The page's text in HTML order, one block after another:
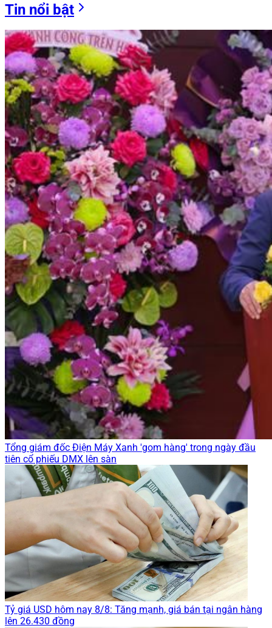
Tin nổi bật
Tổng giám đốc Điện Máy Xanh 'gom hàng' trong ngày đầu
tiên cổ phiếu DMX lên sàn
Tỷ giá USD hôm nay 8/8: Tăng mạnh, giá bán tại ngân hàng
lên 26.430 đồng